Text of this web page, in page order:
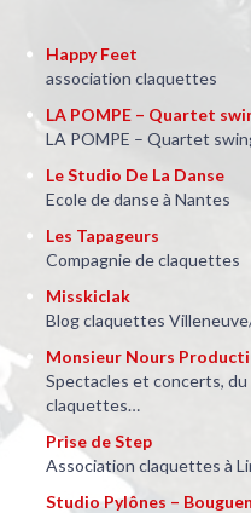
Happy Feet
association claquettes
LA POMPE – Quartet
LA POMPE – Quartet
Le Studio De La Danse
Ecole de danse à Nantes
Les Tapageurs
Compagnie de claquettes
Misskiclak
Blog claquettes
Monsieur Nours
Spectacles et concerts,
claquettes…
Prise de Step
Association claquettes à
Studio Pylônes –